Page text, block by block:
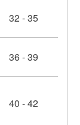
32 - 35
36 - 39
40 - 42